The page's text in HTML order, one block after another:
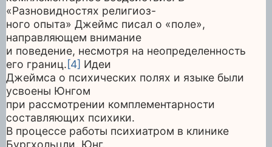
«Разновидностях религиоз-
ного опыта» Джеймс писал о «поле»,
направляющем внимание
и поведение, несмотря на неопределенность
его границ.[4] Идеи
Джеймса о психических полях и языке были
усвоены Юнгом
при рассмотрении комплементарности
составляющих психики.
В процессе работы психиатром в клинике
Бургхольцли, Юнг,